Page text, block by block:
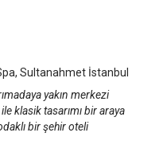
Sultanahmet İstanbul
yakın merkezi
klasik tasarımı bir araya
bir şehir oteli